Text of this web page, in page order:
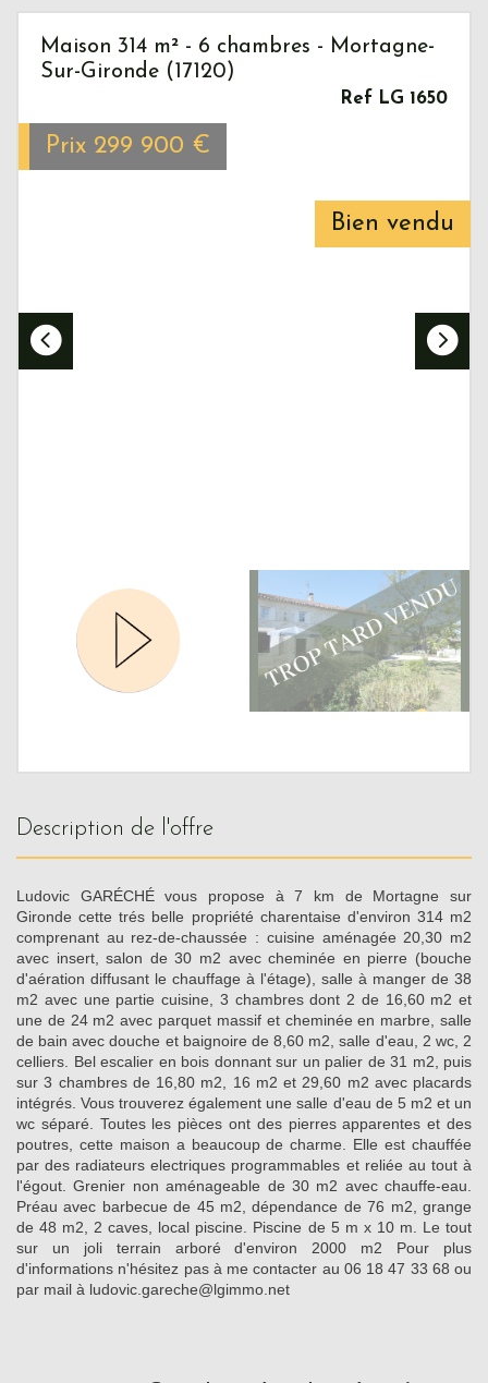
Bien vendu
Maison 314 m² - 6 chambres - Mortagne-
Sur-Gironde (17120)
Ref LG 1650
Prix 299 900 €
description de l'offre
Ludovic GARÉCHÉ vous propose à 7 km de Mortagne sur
Gironde cette trés belle propriété charentaise d'environ 314 m2
comprenant au rez-de-chaussée : cuisine aménagée 20,30 m2
avec insert, salon de 30 m2 avec cheminée en pierre (bouche
d'aération diffusant le chauffage à l'étage), salle à manger de 38
m2 avec une partie cuisine, 3 chambres dont 2 de 16,60 m2 et
une de 24 m2 avec parquet massif et cheminée en marbre, salle
de bain avec douche et baignoire de 8,60 m2, salle d'eau, 2 wc, 2
celliers. Bel escalier en bois donnant sur un palier de 31 m2, puis
sur 3 chambres de 16,80 m2, 16 m2 et 29,60 m2 avec placards
intégrés. Vous trouverez également une salle d'eau de 5 m2 et un
wc séparé. Toutes les pièces ont des pierres apparentes et des
poutres, cette maison a beaucoup de charme. Elle est chauffée
par des radiateurs electriques programmables et reliée au tout à
l'égout. Grenier non aménageable de 30 m2 avec chauffe-eau.
Préau avec barbecue de 45 m2, dépendance de 76 m2, grange
de 48 m2, 2 caves, local piscine. Piscine de 5 m x 10 m. Le tout
sur un joli terrain arboré d'environ 2000 m2 Pour plus
d'informations n'hésitez pas à me contacter au 06 18 47 33 68 ou
par mail à ludovic.gareche@lgimmo.net